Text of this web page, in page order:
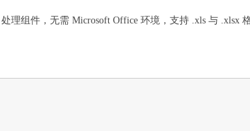
理组件，无需 Microsoft Office 环境，支持 .xls 与